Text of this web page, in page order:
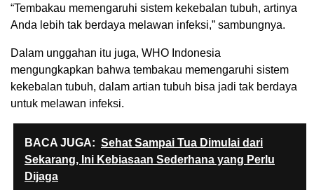
“Tembakau memengaruhi sistem kekebalan tubuh, artinya
Anda lebih tak berdaya melawan infeksi,” sambungnya.
Dalam unggahan itu juga, WHO Indonesia
mengungkapkan bahwa tembakau memengaruhi sistem
kekebalan tubuh, dalam artian tubuh bisa jadi tak berdaya
untuk melawan infeksi.
BACA JUGA: Sehat Sampai Tua Dimulai dari
Sekarang, Ini Kebiasaan Sederhana yang Perlu
Dijaga